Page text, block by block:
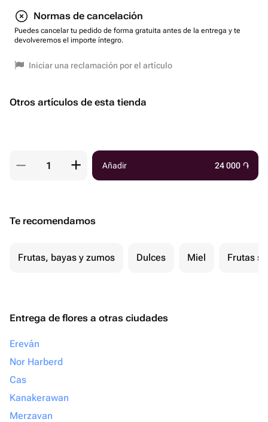
Normas de cancelación
Puedes cancelar tu pedido de forma gratuita antes de la entrega y te
devolveremos el importe íntegro.
Iniciar una reclamación por el artículo
Otros artículos de esta tienda
Añadir 24 000 ֏
Te recomendamos
Frutas, bayas y zumos Dulces Miel Frutas
Entrega de flores a otras ciudades
Ereván
Nor Harberd
Cas
Kanakerawan
Merzavan